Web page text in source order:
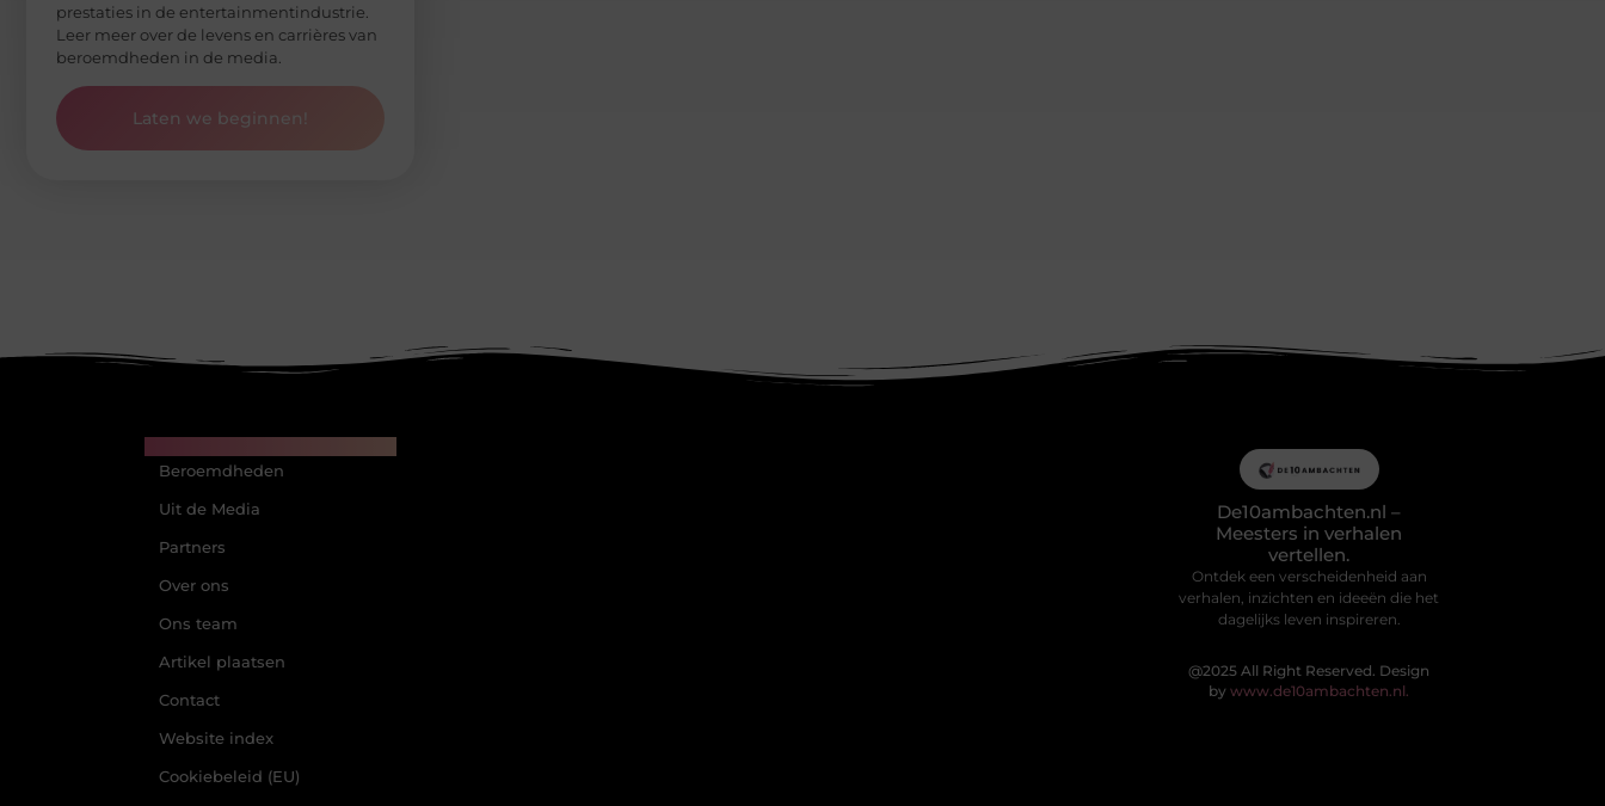
prestaties in de entertainmentindustrie.
Leer meer over de levens en carrières van
beroemdheden in de media.
Laten we beginnen!
Beroemdheden
Uit de Media
Partners
Over ons
Ons team
Artikel plaatsen
Contact
Website index
Cookiebeleid (EU)
De10ambachten.nl –
Meesters in verhalen
vertellen.
Ontdek een verscheidenheid aan
verhalen, inzichten en ideeën die het
dagelijks leven inspireren.
@2025 All Right Reserved. Design
bywww.de10ambachten.nl.